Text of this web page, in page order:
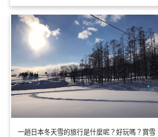
一趟日本冬天雪的旅行是什麼呢？好玩嗎？賞